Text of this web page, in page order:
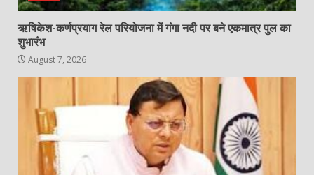
ऋषिकेश-कर्णप्रयाग रेल परियोजना में गंगा नदी पर बने एकमात्र पुल का
शुभारंभ
August 7, 2026